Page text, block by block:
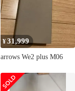
¥31,999
arrows We2 plus M06